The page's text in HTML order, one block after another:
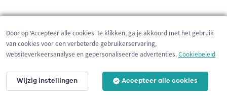
200 m
Door op 'Accepteer alle cookies' te klikken, ga je akkoord met het gebruik
van cookies voor een verbeterde gebruikerservaring,
websiteverkeersanalyse en gepersonaliseerde advertenties.Cookiebeleid
Wijzig instellingen Accepteer alle cookies